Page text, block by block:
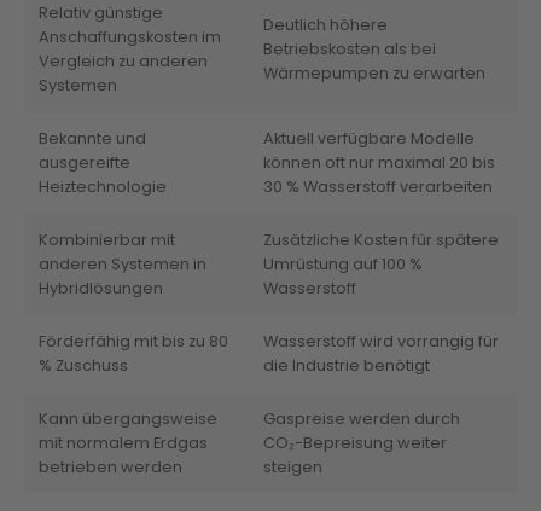
Relativ günstige
Anschaffungskosten im
Vergleich zu anderen
Systemen
Deutlich höhere
Betriebskosten als bei
Wärmepumpen zu erwarten
Bekannte und
ausgereifte
Heiztechnologie
Aktuell verfügbare Modelle
können oft nur maximal 20 bis
30 % Wasserstoff verarbeiten
Kombinierbar mit
anderen Systemen in
Hybridlösungen
Zusätzliche Kosten für spätere
Umrüstung auf 100 %
Wasserstoff
Förderfähig mit bis zu 80
% Zuschuss
Wasserstoff wird vorrangig für
die Industrie benötigt
Kann übergangsweise
mit normalem Erdgas
betrieben werden
Gaspreise werden durch
CO₂-Bepreisung weiter
steigen